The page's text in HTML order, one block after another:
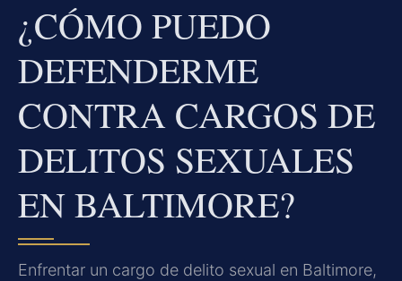
¿CÓMO PUEDO
DEFENDERME
CONTRA CARGOS DE
DELITOS SEXUALES
EN BALTIMORE?
Enfrentar un cargo de delito sexual en Baltimore,